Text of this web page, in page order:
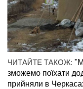
ЧИТАЙТЕ ТАКОЖ:
зможемо поїхати
прийняли в